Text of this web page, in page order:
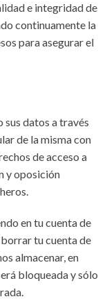
e integridad de
continuamente la
para asegurar el
sus datos a través
de la misma con
de acceso a
y oposición
en tu cuenta de
tu cuenta de
almacenar, en
bloqueada y sólo